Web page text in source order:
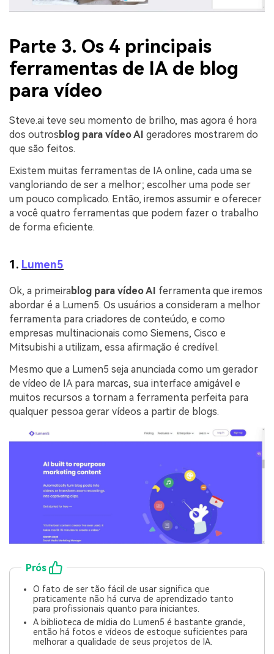
Parte 3. Os 4 principais
ferramentas de IA de blog
para vídeo
Steve.ai teve seu momento de brilho, mas agora é hora
dos outros blog para vídeo AI geradores mostrarem do
que são feitos.
Existem muitas ferramentas de IA online, cada uma se
vangloriando de ser a melhor; escolher uma pode ser
um pouco complicado. Então, iremos assumir e oferecer
a você quatro ferramentas que podem fazer o trabalho
de forma eficiente.
1. Lumen5
Ok, a primeirablog para vídeo AI ferramenta que iremos
abordar é a Lumen5. Os usuários a consideram a melhor
ferramenta para criadores de conteúdo, e como
empresas multinacionais como Siemens, Cisco e
Mitsubishi a utilizam, essa afirmação é credível.
Mesmo que a Lumen5 seja anunciada como um gerador
de vídeo de IA para marcas, sua interface amigável e
muitos recursos a tornam a ferramenta perfeita para
qualquer pessoa gerar vídeos a partir de blogs.
Prós
O fato de ser tão fácil de usar significa que
praticamente não há curva de aprendizado tanto
para profissionais quanto para iniciantes.
A biblioteca de mídia do Lumen5 é bastante grande,
então há fotos e vídeos de estoque suficientes para
melhorar a qualidade de seus projetos de IA.